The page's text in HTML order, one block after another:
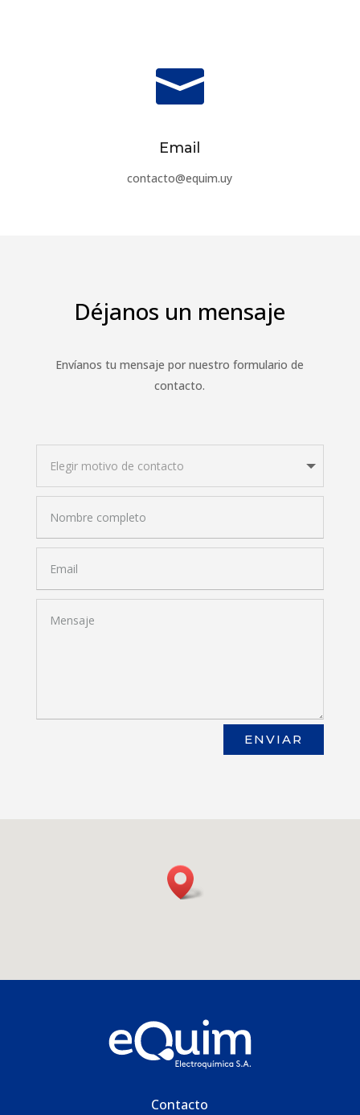

Email
contacto@equim.uy
Déjanos un mensaje
Envíanos tu mensaje por nuestro formulario de
contacto.
ENVIAR
Contacto